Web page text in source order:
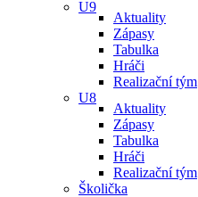
U9
Aktuality
Zápasy
Tabulka
Hráči
Realizační tým
U8
Aktuality
Zápasy
Tabulka
Hráči
Realizační tým
Školička